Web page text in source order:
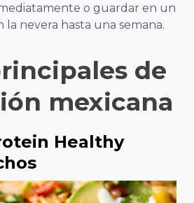
o guardar en un
nevera hasta una semana.
de
mexicana
Healthy